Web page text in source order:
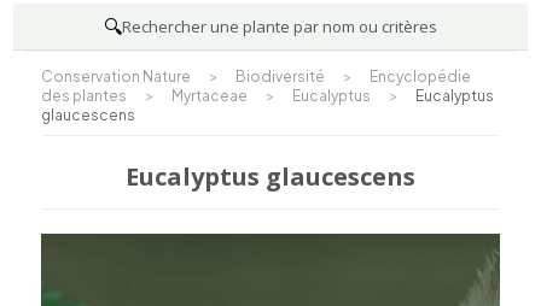
🔍Rechercher une plante par nom ou critères
Conservation Nature > Biodiversité >
Encyclopédie
des plantes
> Myrtaceae > Eucalyptus >
Eucalyptus
glaucescens
Eucalyptus glaucescens